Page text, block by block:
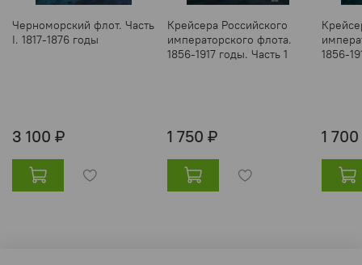
Черноморский флот. Часть
I. 1817-1876 годы
3 100 ₽
Крейсера Российского
императорского флота.
1856-1917 годы. Часть 1
1 750 ₽
1856-
1